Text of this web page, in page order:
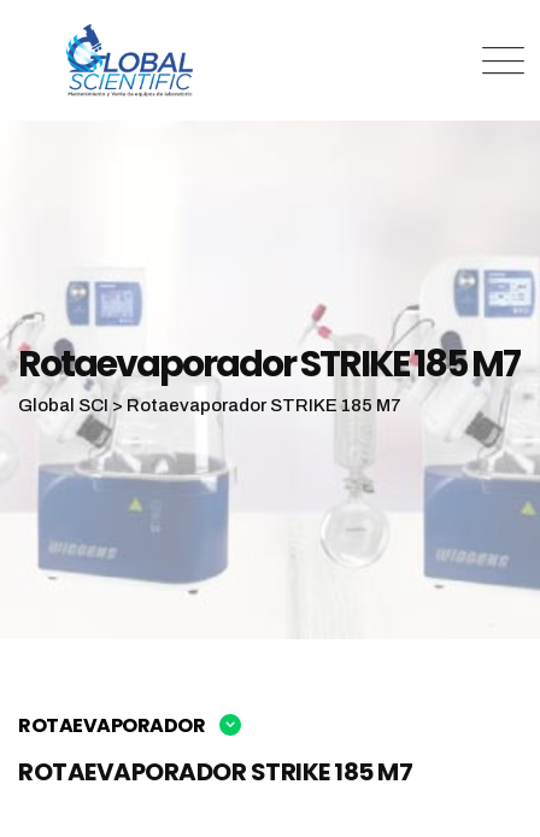
Rotaevaporador STRIKE 185 M7
Global SCI> Rotaevaporador STRIKE 185 M7
ROTAEVAPORADOR
ROTAEVAPORADOR STRIKE 185 M7